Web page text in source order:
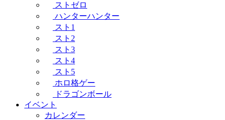
ストゼロ
ハンターハンター
スト1
スト2
スト3
スト4
スト5
ホロ格ゲー
ドラゴンボール
イベント
カレンダー